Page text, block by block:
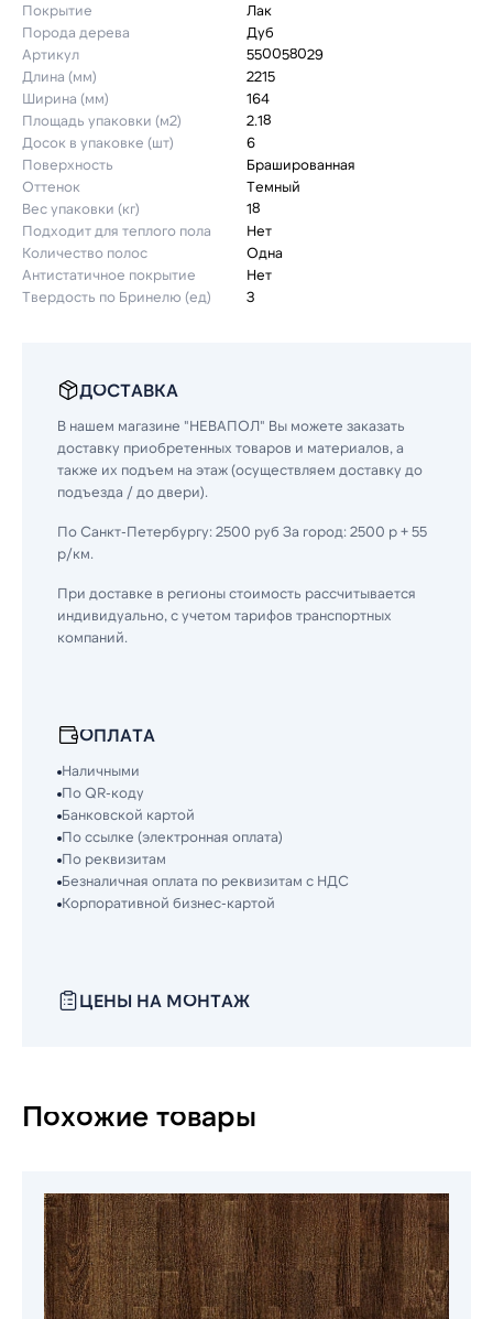
Покрытие
Лак
Порода дерева
Дуб
Артикул
550058029
Длина (мм)
2215
Ширина (мм)
164
Площадь упаковки (м2)
2.18
Досок в упаковке (шт)
6
Поверхность
Брашированная
Оттенок
Темный
Вес упаковки (кг)
18
Подходит для теплого пола
Нет
Количество полос
Одна
Антистатичное покрытие
Нет
Твердость по Бринелю (ед)
3
ДОСТАВКА
В нашем магазине "НЕВАПОЛ" Вы можете заказать
доставку приобретенных товаров и материалов, а
также их подъем на этаж (осуществляем доставку до
подъезда / до двери).
По Санкт-Петербургу: 2500 руб За город: 2500 р + 55
р/км.
При доставке в регионы стоимость рассчитывается
индивидуально, с учетом тарифов транспортных
компаний.
ОПЛАТА
Наличными
По QR-коду
Банковской картой
По ссылке (электронная оплата)
По реквизитам
Безналичная оплата по реквизитам с НДС
Корпоративной бизнес-картой
ЦЕНЫ НА МОНТАЖ
Похожие товары